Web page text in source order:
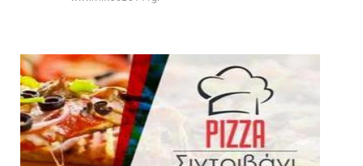
Bόλου
August 08, 2026
SUPERLEAGUE2
SL2: Η μέρα και ο τόπος της κλήρωσης του
πρωταθλήματος
August 08, 2026